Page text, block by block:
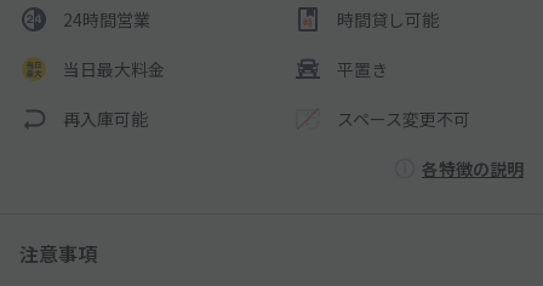
24時間営業 時間貸し可能
当日最大料金 平置き
再入庫可能 スペース変更不可
各特徴の説明
注意事項